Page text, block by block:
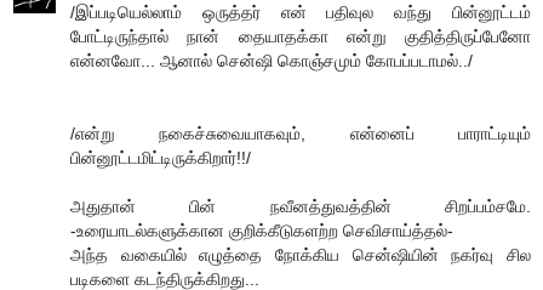
/இப்படியெல்லாம் ஒருத்தர் என் பதிவுல வந்து பின்னூட்டம்
போட்டிருந்தால் நான் தையாதக்கா என்று குதித்திருப்பேனோ
என்னவோ... ஆனால் சென்ஷி கொஞ்சமும் கோபப்படாமல்../
/என்று நகைச்சுவையாகவும், என்னைப் பாராட்டியும்
பின்னூட்டமிட்டிருக்கிறார்!!/
அதுதான் பின் நவீனத்துவத்தின் சிறப்பம்சமே.
-உரையாடல்களுக்கான குறிக்கீடுகளற்ற செவிசாய்த்தல்-
அந்த வகையில் எழுத்தை நோக்கிய சென்ஷியின் நகர்வு சில
படிகளை கடந்திருக்கிறது...